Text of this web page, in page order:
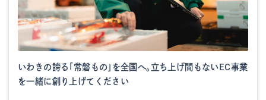
いわきの誇る「常磐もの」を全国へ。立ち上げ間もないEC事業
を一緒に創り上げてください